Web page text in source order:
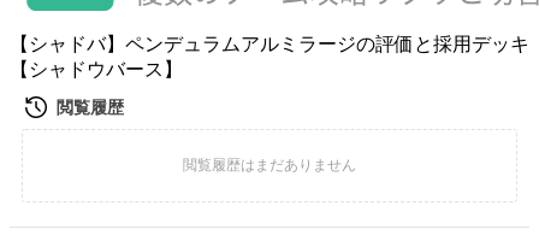
【シャドバ】ペンデュラムアルミラージの評価と採用デッキ
【シャドウバース】